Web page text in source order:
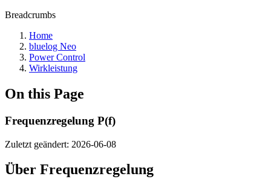
Breadcrumbs
Home
bluelog Neo
Power Control
Wirkleistung
On this Page
Frequenzregelung P(f)
Zuletzt geändert: 2026-06-08
Über Frequenzregelung